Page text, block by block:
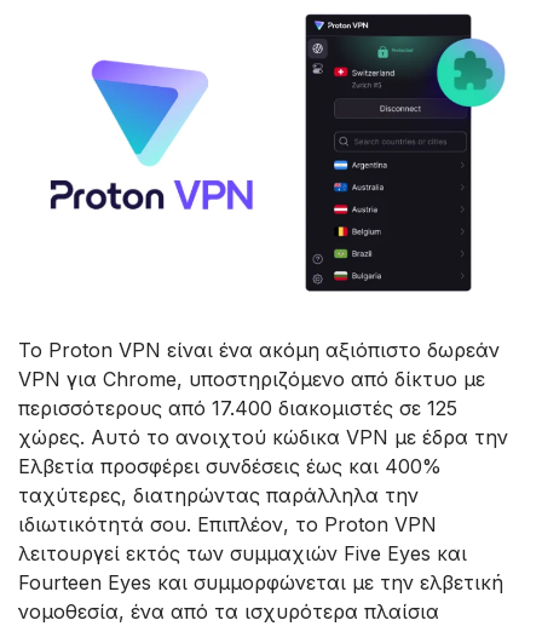
Το Proton VPN είναι ένα ακόμη αξιόπιστο δωρεάν
VPN για Chrome, υποστηριζόμενο από δίκτυο με
περισσότερους από 17.400 διακομιστές σε 125
χώρες. Αυτό το ανοιχτού κώδικα VPN με έδρα την
Ελβετία προσφέρει συνδέσεις έως και 400%
ταχύτερες, διατηρώντας παράλληλα την
ιδιωτικότητά σου. Επιπλέον, το Proton VPN
λειτουργεί εκτός των συμμαχιών Five Eyes και
Fourteen Eyes και συμμορφώνεται με την ελβετική
νομοθεσία, ένα από τα ισχυρότερα πλαίσια